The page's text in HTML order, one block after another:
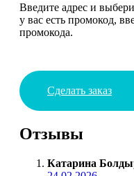
Введите адрес и
у вас есть промокод,
промокода.
Сделать заказ
Отзывы
Катарина